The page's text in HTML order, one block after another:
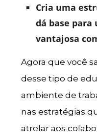
Cria uma
dá base para
vantajosa
Agora que você
desse tipo de
ambiente de
nas estratégias
atrelar aos